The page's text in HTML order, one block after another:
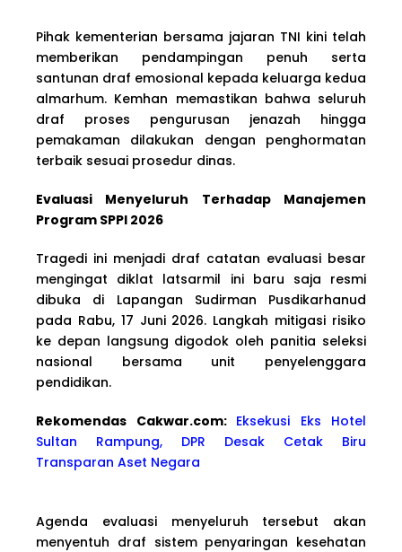
Pihak kementerian bersama jajaran TNI kini telah
memberikan pendampingan penuh serta
santunan draf emosional kepada keluarga kedua
almarhum. Kemhan memastikan bahwa seluruh
draf proses pengurusan jenazah hingga
pemakaman dilakukan dengan penghormatan
terbaik sesuai prosedur dinas.
Evaluasi Menyeluruh Terhadap Manajemen
Program SPPI 2026
Tragedi ini menjadi draf catatan evaluasi besar
mengingat diklat latsarmil ini baru saja resmi
dibuka di Lapangan Sudirman Pusdikarhanud
pada Rabu, 17 Juni 2026. Langkah mitigasi risiko
ke depan langsung digodok oleh panitia seleksi
nasional bersama unit penyelenggara
pendidikan.
Rekomendas Cakwar.com: Eksekusi Eks Hotel
Sultan Rampung, DPR Desak Cetak Biru
Transparan Aset Negara
Agenda evaluasi menyeluruh tersebut akan
menyentuh draf sistem penyaringan kesehatan